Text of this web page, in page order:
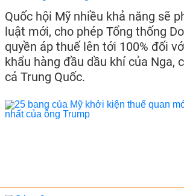
Quốc hội Mỹ nhiều khả năng sẽ
luật mới, cho phép Tổng thống
quyền áp thuế lên tới 100% đối
khẩu hàng đầu dầu khí của Nga,
cả Trung Quốc.